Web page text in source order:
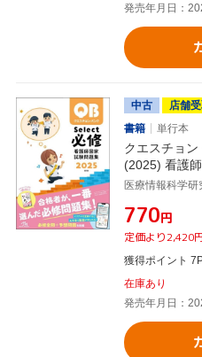
発売年月日：
中古
店舗
書籍
単行本
クエスチョ
(2025) 看護
医療情報科学研
¥770円
定価より2,420
獲得ポイント
在庫あり
発売年月日：